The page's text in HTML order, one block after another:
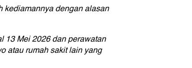
kediamannya dengan alasan
13 Mei 2026 dan perawatan
atau rumah sakit lain yang